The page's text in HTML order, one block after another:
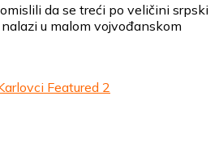
da se treći po veličini srpski
u malom vojvođanskom